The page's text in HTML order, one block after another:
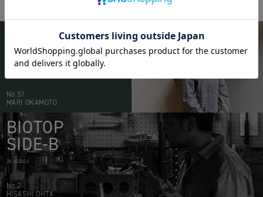
BIOTOP
PEOPLE
No.51
MARI OKAMOTO
BIOTOP
SIDE-B
28.10.2024
No.2
HISASHI OHTA